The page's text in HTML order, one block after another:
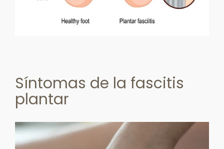
Síntomas de la fascitis
plantar